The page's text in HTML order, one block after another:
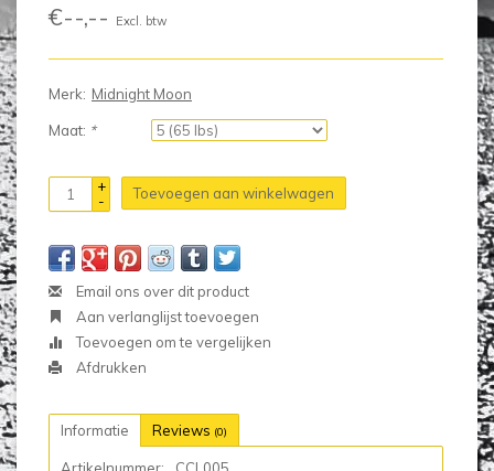
€--,-- Excl. btw
Merk: Midnight Moon
Maat: *
+
-
Toevoegen aan winkelwagen
Email ons over dit product
Aan verlanglijst toevoegen
Toevoegen om te vergelijken
Afdrukken
Informatie Reviews (0)